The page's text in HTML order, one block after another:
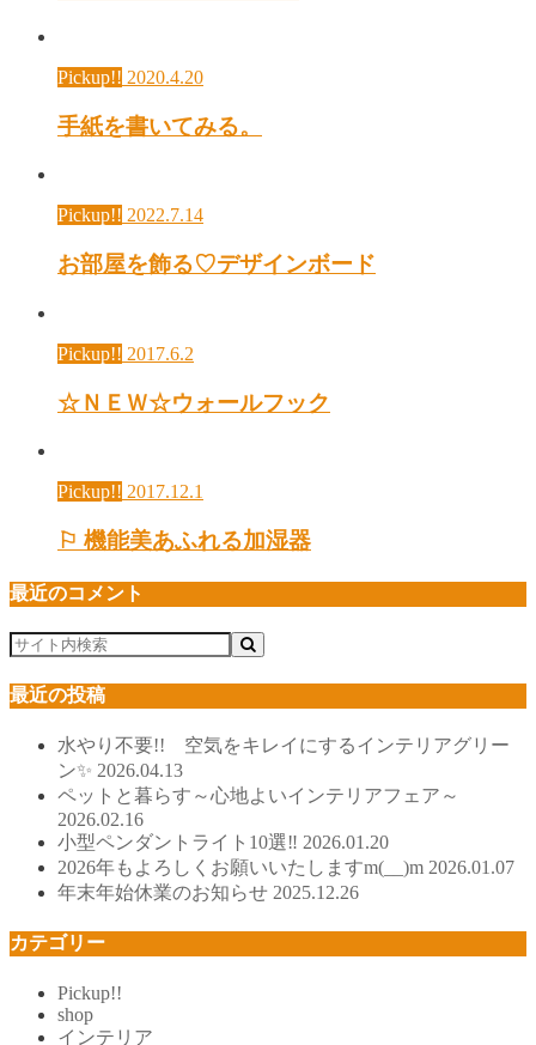
Pickup!! 2020.4.20
手紙を書いてみる。
Pickup!! 2022.7.14
お部屋を飾る♡デザインボード
Pickup!! 2017.6.2
☆ＮＥＷ☆ウォールフック
Pickup!! 2017.12.1
⚐ 機能美あふれる加湿器
最近のコメント
最近の投稿
水やり不要!! 空気をキレイにするインテリアグリー
ン✨ 2026.04.13
ペットと暮らす～心地よいインテリアフェア～
2026.02.16
小型ペンダントライト10選‼ 2026.01.20
2026年もよろしくお願いいたしますm(__)m 2026.01.07
年末年始休業のお知らせ 2025.12.26
カテゴリー
Pickup!!
shop
インテリア